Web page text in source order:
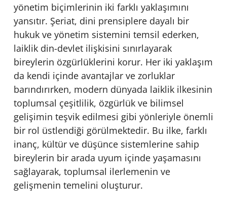
yönetim biçimlerinin iki farklı yaklaşımını
yansıtır. Şeriat, dini prensiplere dayalı bir
hukuk ve yönetim sistemini temsil ederken,
laiklik din-devlet ilişkisini sınırlayarak
bireylerin özgürlüklerini korur. Her iki yaklaşım
da kendi içinde avantajlar ve zorluklar
barındırırken, modern dünyada laiklik ilkesinin
toplumsal çeşitlilik, özgürlük ve bilimsel
gelişimin teşvik edilmesi gibi yönleriyle önemli
bir rol üstlendiği görülmektedir. Bu ilke, farklı
inanç, kültür ve düşünce sistemlerine sahip
bireylerin bir arada uyum içinde yaşamasını
sağlayarak, toplumsal ilerlemenin ve
gelişmenin temelini oluşturur.